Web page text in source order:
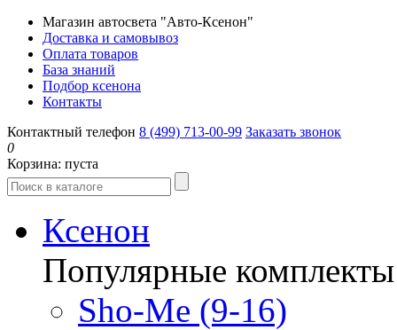
Магазин автосвета "Авто-Ксенон"
Доставка и самовывоз
Оплата товаров
База знаний
Подбор ксенона
Контакты
Контактный телефон 8 (499) 713-00-99 Заказать звонок
0
Корзина: пуста
Ксенон
Популярные комплекты
Sho-Me (9-16)